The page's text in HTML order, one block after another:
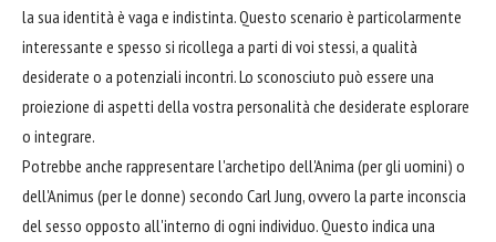
la sua identità è vaga e indistinta. Questo scenario è particolarmente
interessante e spesso si ricollega a parti di voi stessi, a qualità
desiderate o a potenziali incontri. Lo sconosciuto può essere una
proiezione di aspetti della vostra personalità che desiderate esplorare
o integrare.
Potrebbe anche rappresentare l'archetipo dell'Anima (per gli uomini) o
dell'Animus (per le donne) secondo Carl Jung, ovvero la parte inconscia
del sesso opposto all'interno di ogni individuo. Questo indica una